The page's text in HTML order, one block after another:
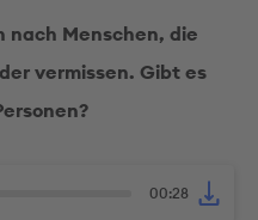
nach Menschen, die
vermissen. Gibt es
00:28